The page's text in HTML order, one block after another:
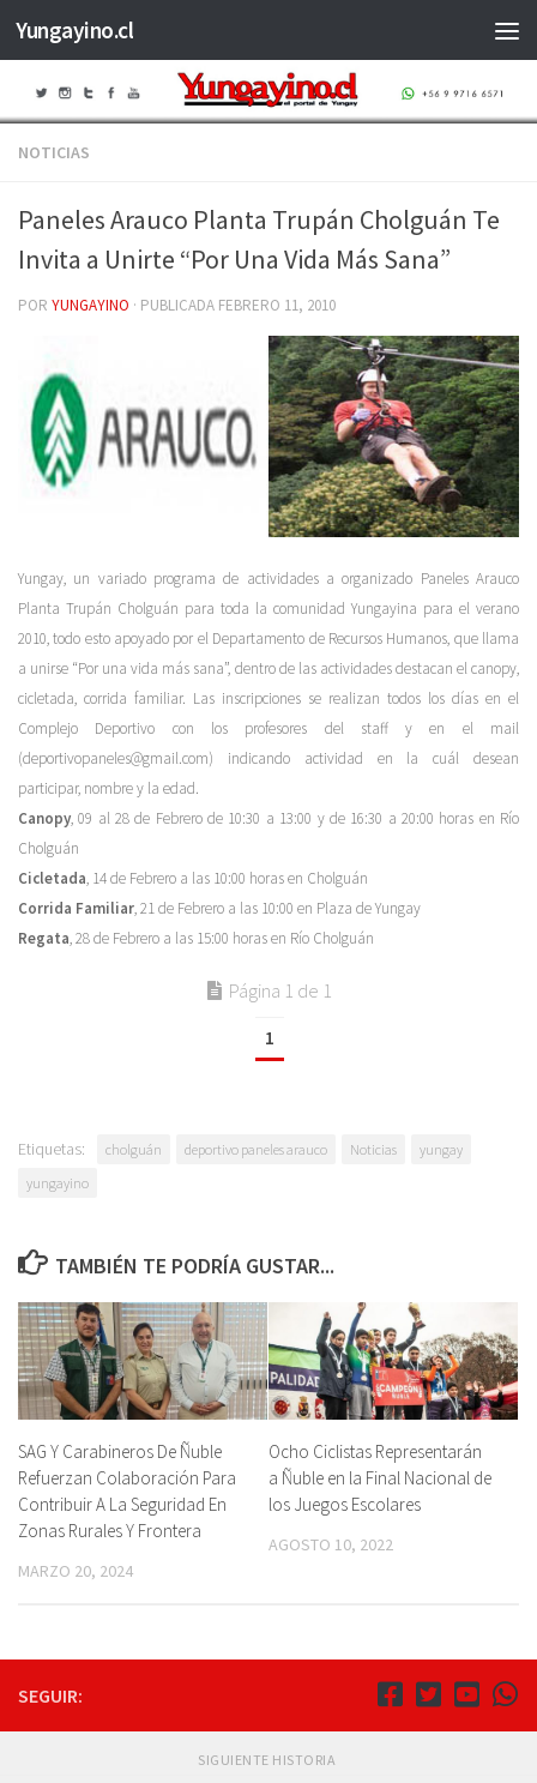
Saltar al contenido
Yungayino.cl
NOTICIAS
Paneles Arauco Planta Trupán Cholguán Te
Invita a Unirte “Por Una Vida Más Sana”
POR YUNGAYINO · PUBLICADA FEBRERO 11, 2010
Yungay, un variado programa de actividades a organizado Paneles Arauco
Planta Trupán Cholguán para toda la comunidad Yungayina para el verano
2010, todo esto apoyado por el Departamento de Recursos Humanos, que llama
a unirse “Por una vida más sana”, dentro de las actividades destacan el canopy,
cicletada, corrida familiar. Las inscripciones se realizan todos los días en el
Complejo Deportivo con los profesores del staff y en el mail
(deportivopaneles@gmail.com) indicando actividad en la cuál desean
participar, nombre y la edad.
Canopy, 09 al 28 de Febrero de 10:30 a 13:00 y de 16:30 a 20:00 horas en Río
Cholguán
Cicletada, 14 de Febrero a las 10:00 horas en Cholguán
Corrida Familiar, 21 de Febrero a las 10:00 en Plaza de Yungay
Regata, 28 de Febrero a las 15:00 horas en Río Cholguán
Página 1 de 1
1
Etiquetas: cholguán deportivo paneles arauco Noticias
yungay
yungayino
TAMBIÉN TE PODRÍA GUSTAR...
SAG Y Carabineros De Ñuble
Refuerzan Colaboración Para
Contribuir A La Seguridad En
Zonas Rurales Y Frontera
MARZO 20, 2024
Ocho Ciclistas Representarán
a Ñuble en la Final Nacional de
los Juegos Escolares
AGOSTO 10, 2022
SEGUIR:
SIGUIENTE HISTORIA